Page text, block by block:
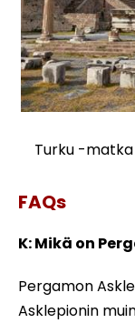
Turku -
FAQs
K: Mikä on
Pergamon
Asklepionin